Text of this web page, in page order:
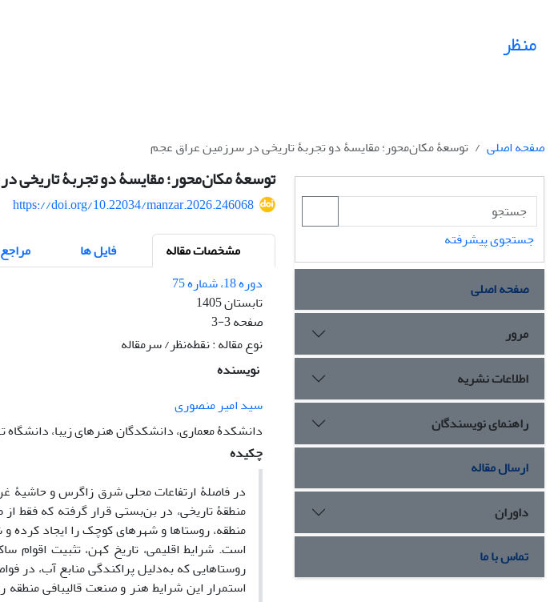
منظر
صفحه اصلی توسعۀ مکان‌محور؛ مقایسۀ دو تجربۀ تاریخی در سرزمین عراق‌ عجم
توسعۀ مکان‌محور؛ مقایسۀ دو تجربۀ تاریخی
https://doi.org/10.22034/manzar.2026.246068
مشخصات مقاله
فایل ها مراجع
دوره 18، شماره 75
تابستان 1405
صفحه3-3
نوع مقاله : نقطه‌نظر/ سرمقاله
نویسنده
سید امیر منصوری
دانشکدۀ معماری، دانشکدگان هنرهای زیبا، دانشگاه
چکیده
در فاصلۀ ارتفاعات محلی شرق زاگرس و
منطقۀ تاریخی، در بن‌بستی قرار گرفته که فقط
منطقه، روستاها و شهرهای کوچک را ایجاد کرده
است. شرایط اقلیمی، تاریخ کهن، تثبیت
روستاهایی که به‌دلیل پراکندگی منابع آب، در
استمرار این شرایط هنر و صنعت قالیبافی
جستجوی پیشرفته
صفحه اصلی
مرور
اطلاعات نشریه
راهنمای نویسندگان
ارسال مقاله
داوران
تماس با ما